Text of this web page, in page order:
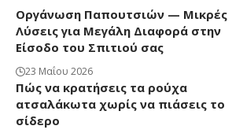
Οργάνωση Παπουτσιών — Μικρές
Λύσεις για Μεγάλη Διαφορά στην
Είσοδο του Σπιτιού σας
23 Μαΐου 2026
Πώς να κρατήσεις τα ρούχα
ατσαλάκωτα χωρίς να πιάσεις το
σίδερο